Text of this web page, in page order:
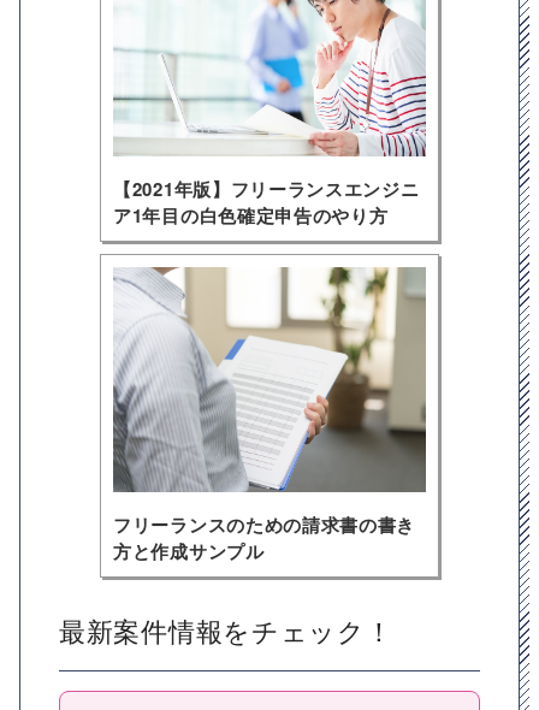
【2021年版】フリーランスエンジニ
ア1年目の白色確定申告のやり方
フリーランスのための請求書の書き
方と作成サンプル
最新案件情報をチェック！